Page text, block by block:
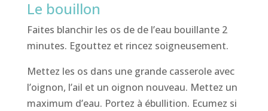
Le bouillon
Faites blanchir les os de de l’eau bouillante 2
minutes. Egouttez et rincez soigneusement.
Mettez les os dans une grande casserole avec
l’oignon, l’ail et un oignon nouveau. Mettez un
maximum d’eau. Portez à ébullition. Ecumez si